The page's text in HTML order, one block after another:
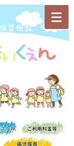
育施設